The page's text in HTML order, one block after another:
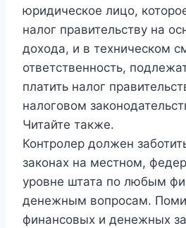
юридическое лицо,
налог правительству на
дохода, и в техническом
ответственность,
платить налог
налоговом
Читайте также.
Контролер должен
законах на местном,
уровне штата по любым
денежным вопросам.
финансовых и денежных